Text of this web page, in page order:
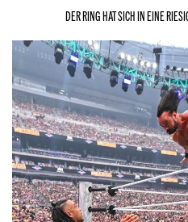
DER RING HAT SICH IN EINE